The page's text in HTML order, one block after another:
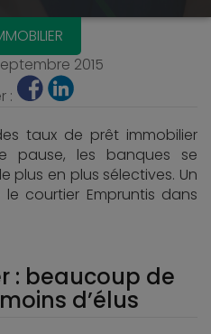
2015
:
taux de prêt immobilier
pause, les banques se
plus en plus sélectives. Un
courtier Empruntis dans
: beaucoup de
d’élus